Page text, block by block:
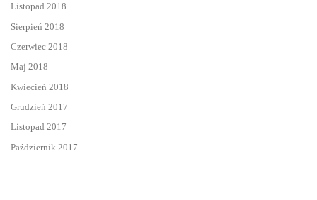
Listopad 2018
Sierpień 2018
Czerwiec 2018
Maj 2018
Kwiecień 2018
Grudzień 2017
Listopad 2017
Październik 2017